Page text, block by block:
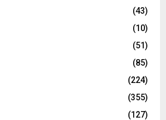
(43)
(10)
(51)
(85)
(224)
(355)
(127)